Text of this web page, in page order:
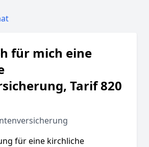
für mich eine
Tarif 820
für eine kirchliche